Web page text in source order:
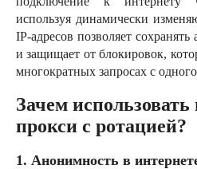
используя динамически
IP-адресов позволяет
и защищает от блокировок,
многократных запросах с
Зачем
прокси с ротацией?
1. Анонимность в